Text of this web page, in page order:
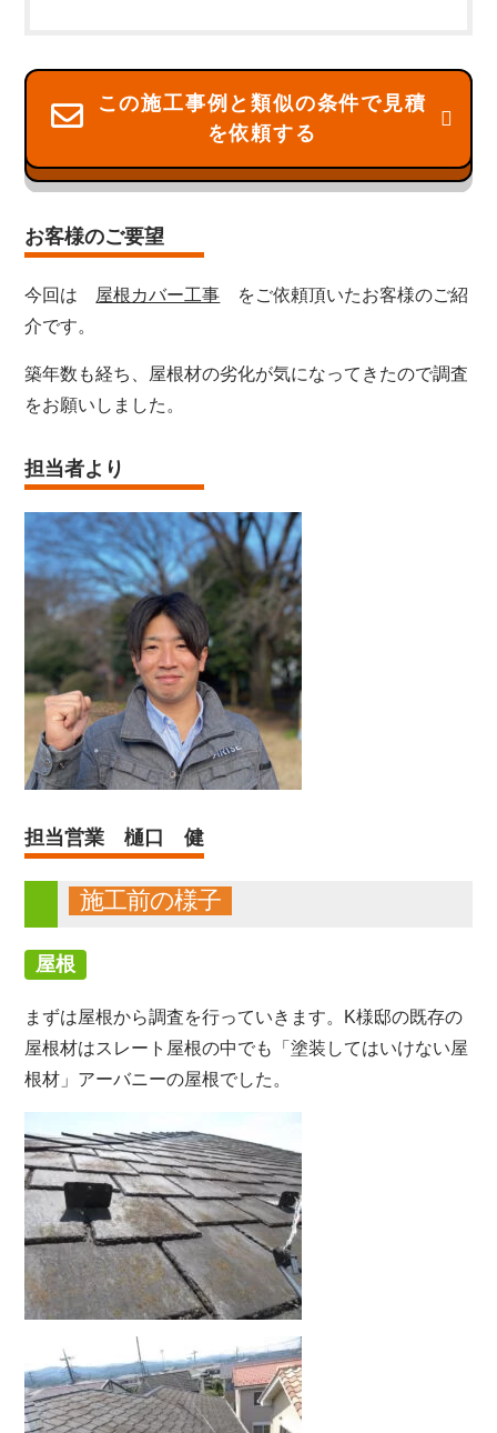
この施工事例と類似の条件で見積
を依頼する
お客様のご要望
今回は 屋根カバー工事 をご依頼頂いたお客様のご紹
介です。
築年数も経ち、屋根材の劣化が気になってきたので調査
をお願いしました。
担当者より
担当営業 樋口 健
施工前の様子
屋根
まずは屋根から調査を行っていきます。K様邸の既存の
屋根材はスレート屋根の中でも「塗装してはいけない屋
根材」アーバニーの屋根でした。